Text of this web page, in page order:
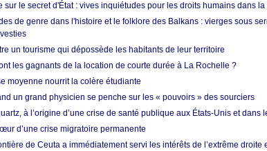
sur le secret d'État : vives inquiétudes pour les droits humains dans
de genre dans l'histoire et le folklore des Balkans : vierges sous
un tourisme qui dépossède les habitants de leur territoire
les gagnants de la location de courte durée à La Rochelle ?
moyenne nourrit la colère étudiante
un grand physicien se penche sur les « pouvoirs » des sourciers
à l’origine d’une crise de santé publique aux États-Unis et dans
d’une crise migratoire permanente
de Ceuta a immédiatement servi les intérêts de l’extrême droite